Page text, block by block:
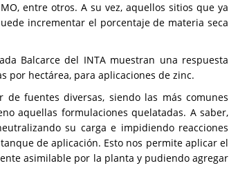
entre otros. A su vez, aquellos sitios que ya
incrementar el porcentaje de materia seca
Balcarce del INTA muestran una respuesta
por hectárea, para aplicaciones de zinc.
fuentes diversas, siendo las más comunes
aquellas formulaciones quelatadas. A saber,
su carga e impidiendo reacciones
de aplicación. Esto nos permite aplicar el
asimilable por la planta y pudiendo agregar